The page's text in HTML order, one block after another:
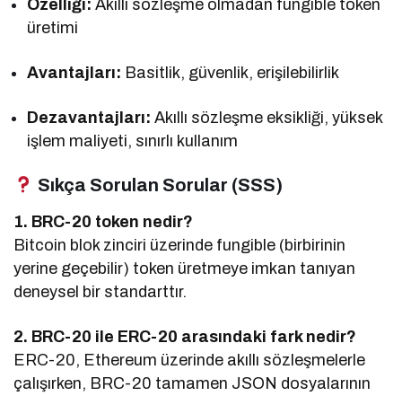
Özelliği: Akıllı sözleşme olmadan fungible token
üretimi
Avantajları: Basitlik, güvenlik, erişilebilirlik
Dezavantajları: Akıllı sözleşme eksikliği, yüksek
işlem maliyeti, sınırlı kullanım
Sıkça Sorulan Sorular (SSS)
1. BRC-20 token nedir?
Bitcoin blok zinciri üzerinde fungible (birbirinin
yerine geçebilir) token üretmeye imkan tanıyan
deneysel bir standarttır.
2. BRC-20 ile ERC-20 arasındaki fark nedir?
ERC-20, Ethereum üzerinde akıllı sözleşmelerle
çalışırken, BRC-20 tamamen JSON dosyalarının